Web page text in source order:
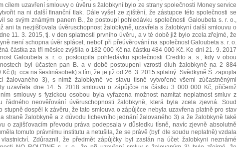
cílem uzavření smlouvy o úvěru s žalobkyní bylo ze strany společnosti Money service
na ni další finanční tlak. Dále vyšel ze zjištění, že zástupce této společnosti se
se svým známým panem B., že postoupí pohledávku společnosti Galoubeta s. r. o.,
ani ta nezjišťovala úvěruschopnost žalobkyně, uzavřela s žalobkyní další smlouvu o
11. 3. 2015, tj. v den splatnosti prvního úvěru, a v té době již bylo zcela zřejmé, že
není schopna úvěr splácet, neboť při přeúvěrování na společnost Galoubeta s. r. o.
částka za tři měsíce zvýšila o 182 000 Kč na částku 484 000 Kč. Ke dni 21. 9. 2017
Galoubeta s. r. o. postoupila pohledávku společnosti Credito a. s., kdy v obou
byl účasten pan B. a v době postoupení vzrostl dluh žalobkyně na 2 884
Kč (tj. cca na šestinásobek) s tím, že je již od 26. 3. 2015 splatný. Svědkyně Š. zapojila
žalovaného 3), s nímž žalobkyně ve stavu tísně vytvořené všemi zúčastněnými
uzavřela dne 14. 5. 2018 smlouvu o zápůjčce na částku 3 000 000 Kč, přičemž
smlouvy s fyzickou osobou byla vyřazena možnost namítat neplatnost smluv z
řádného neověřování úvěruschopnosti žalobkyně, která byla zcela zjevná. Soud
stupně dospěl k závěru, že tato smlouva o zápůjčce nebyla uzavřena platně pro stav
straně žalobkyně a z důvodu lichevního jednání žalovaného 3) a že žalobkyně také
o zajišťovacím převodu práva podepsala v důsledku tísně, navíc zjevně absolutně
tomuto právnímu institutu a netušila, že se právě (byť dle soudu neplatně) vzdala
Zdůraznil, že předmět zápůjčky byl zaslán na účet žalobkyni neznámé